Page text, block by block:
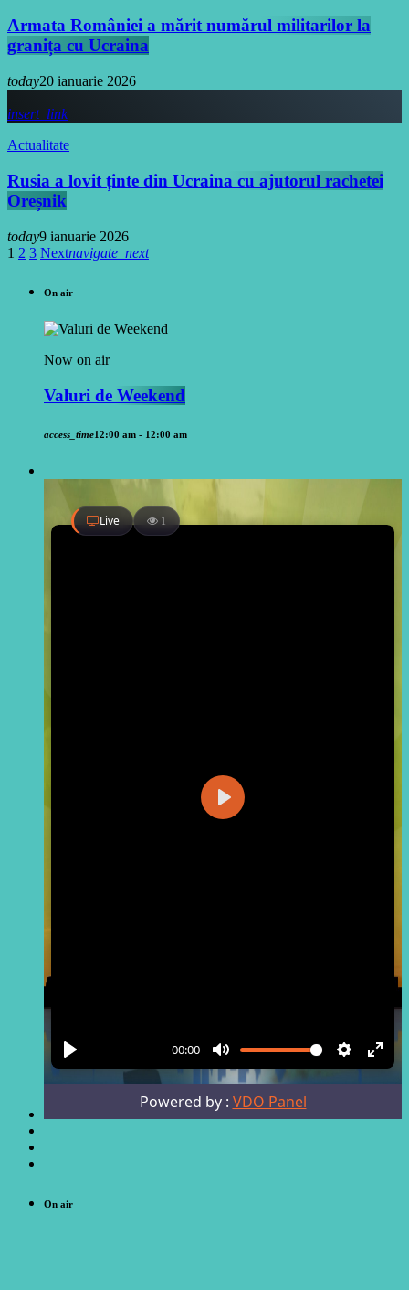
Armata României a mărit numărul militarilor la
granița cu Ucraina
today20 ianuarie 2026
insert_link
Actualitate
Rusia a lovit ținte din Ucraina cu ajutorul rachetei
Oreșnik
today9 ianuarie 2026
1 2 3 Nextnavigate_next
On air
Now on air
Valuri de Weekend
access_time12:00 am - 12:00 am
On air